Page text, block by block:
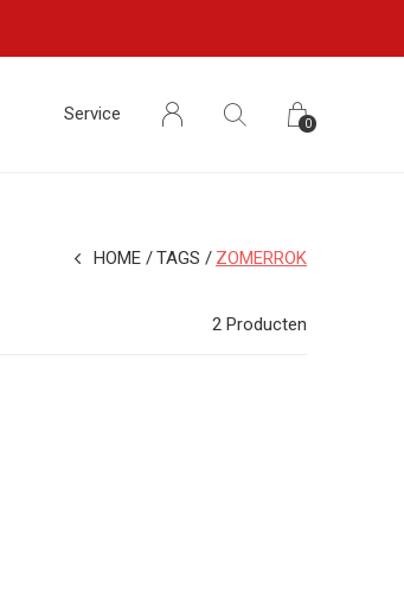
Service 0
HOME TAGS ZOMERROK
2 Producten